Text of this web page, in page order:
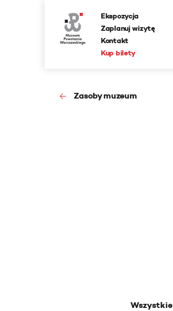
Ekspozycja
Zaplanuj wizytę
Kontakt
Kup bilety
Zasoby muzeum
Wszystkie